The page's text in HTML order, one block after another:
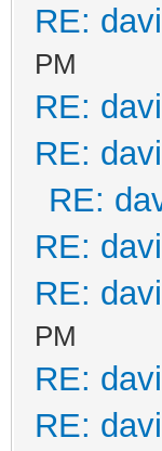
RE:
PM
RE:
RE:
RE:
RE:
RE:
PM
RE:
RE: